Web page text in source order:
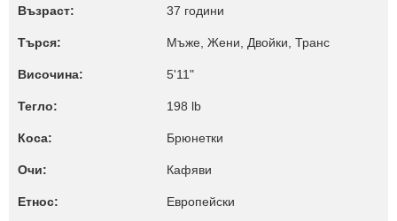
Възраст: 37 години
Търся: Мъже, Жени, Двойки, Транс
Височина: 5'11"
Тегло: 198 lb
Коса: Брюнетки
Очи: Кафяви
Етнос: Европейски